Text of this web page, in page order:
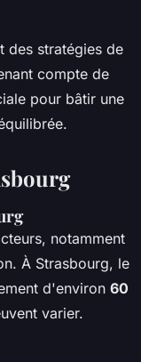
des stratégies de
compte de
pour bâtir une
notamment
À Strasbourg, le
d'environ 60
varier.